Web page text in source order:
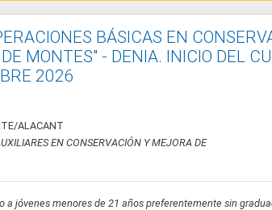
BÁSICAS EN
MONTES" - DENIA. INICIO DEL
2026
ALACANT
EN CONSERVACIÓN Y MEJORA DE
jóvenes menores de 21 años preferentemente sin